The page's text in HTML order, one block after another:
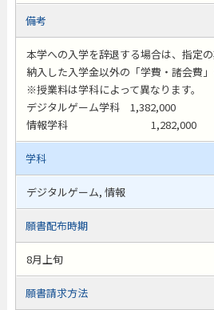
備考
本学への入学を辞退する場合は、指定の
納入した入学金以外の「学費・諸会費」
※授業料は学科によって異なります。
デジタルゲーム学科 1,382,000
情報学科 1,282,000
学科
デジタルゲーム, 情報
願書配布時期
8月上旬
願書請求方法